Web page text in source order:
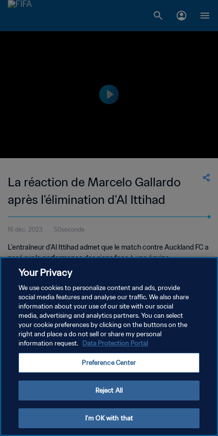
La réaction de Marcelo Gallardo
après l'élimination d'Al Ittihad
16 déc. 2023 50seconde
L'entraîneur d'Al Ittihad admet que le match contre Auckland FC a
pesé sur la performance des siens face à une équipe
physiquement intense.
POLITIQUE DE CONFIDENTIALITÉ
CONDITIONS D'UTILISATION
GÉRER VOS PRÉFÉRENCES SUR LES COOKIES
Your Privacy
We use cookies to personalize content and ads, provide
social media features and analyse our traffic. We also share
information about your use of our site with our social
media, advertising and analytics partners. You can select
your cookie preferences by clicking on the buttons on the
right and place a do not sell or share my personal
information request. Data Protection Portal
Preference Center
Reject All
I'm OK with that